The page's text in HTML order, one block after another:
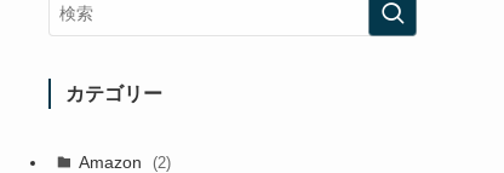
カテゴリー
Amazon (2)